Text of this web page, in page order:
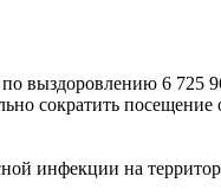
по выздоровлению 6 725
сократить посещение
инфекции на